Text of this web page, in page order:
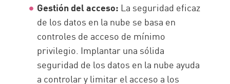
Gestión del acceso: La seguridad eficaz
de los datos en la nube se basa en
controles de acceso de mínimo
privilegio. Implantar una sólida
seguridad de los datos en la nube ayuda
a controlar y limitar el acceso a los